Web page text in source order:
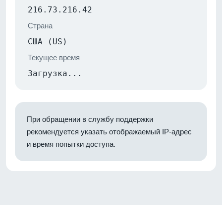
216.73.216.42
Страна
США (US)
Текущее время
Загрузка...
При обращении в службу поддержки
рекомендуется указать отображаемый IP-адрес
и время попытки доступа.